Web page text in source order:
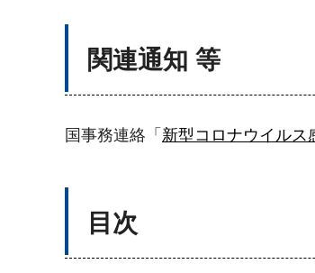
関連通知 等
国事務連絡「 新型コロナウイルス
目次